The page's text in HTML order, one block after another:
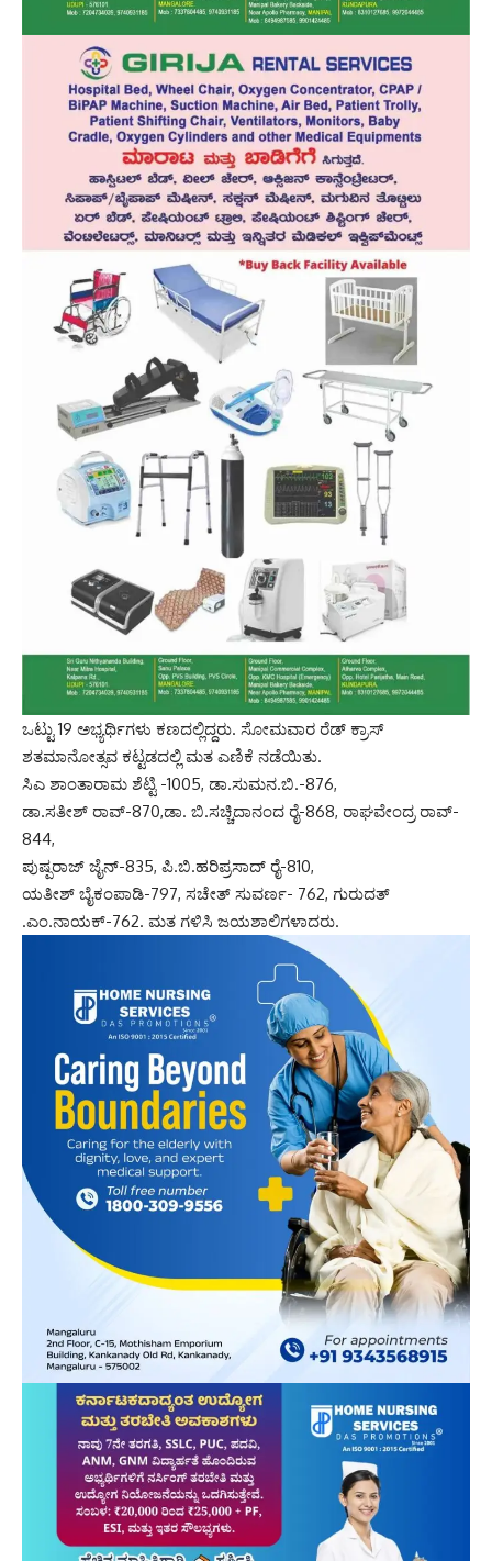
ಒಟ್ಟು 19 ಅಭ್ಯರ್ಥಿಗಳು ಕಣದಲ್ಲಿದ್ದರು. ಸೋಮವಾರ ರೆಡ್ ಕ್ರಾಸ್
ಶತಮಾನೋತ್ಸವ ಕಟ್ಟಡದಲ್ಲಿ ಮತ ಎಣಿಕೆ ನಡೆಯಿತು.
ಸಿಎ ಶಾಂತಾರಾಮ ಶೆಟ್ಟಿ -1005, ಡಾ.ಸುಮನ.ಬಿ.-876,
ಡಾ.ಸತೀಶ್ ರಾವ್-870,ಡಾ. ಬಿ.ಸಚ್ಚಿದಾನಂದ ರೈ-868, ರಾಘವೇಂದ್ರ ರಾವ್-
844,
ಪುಷ್ಪರಾಜ್ ಜೈನ್-835, ಪಿ.ಬಿ.ಹರಿಪ್ರಸಾದ್ ರೈ-810,
ಯತೀಶ್ ಬೈಕಂಪಾಡಿ-797, ಸಚೇತ್ ಸುವರ್ಣ- 762, ಗುರುದತ್
.ಎಂ.ನಾಯಕ್-762. ಮತ ಗಳಿಸಿ ಜಯಶಾಲಿಗಳಾದರು.